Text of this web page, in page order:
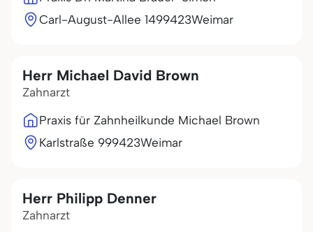
Carl-August-Allee 1499423Weimar
Herr Michael David Brown
Zahnarzt
Praxis für Zahnheilkunde Michael Brown
Karlstraße 999423Weimar
Herr Philipp Denner
Zahnarzt